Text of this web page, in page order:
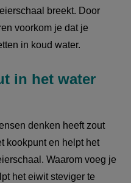
breekt. Door
voorkom je dat je
in koud water.
in het water
denken heeft zout
kookpunt en helpt het
Waarom voeg je
het eiwit steviger te